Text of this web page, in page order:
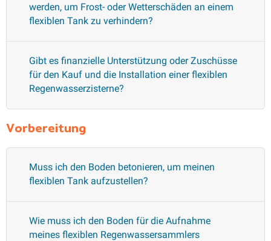
werden, um Frost- oder Wetterschäden an einem
flexiblen Tank zu verhindern?
Gibt es finanzielle Unterstützung oder Zuschüsse
für den Kauf und die Installation einer flexiblen
Regenwasserzisterne?
Vorbereitung
Muss ich den Boden betonieren, um meinen
flexiblen Tank aufzustellen?
Wie muss ich den Boden für die Aufnahme
meines flexiblen Regenwassersammlers